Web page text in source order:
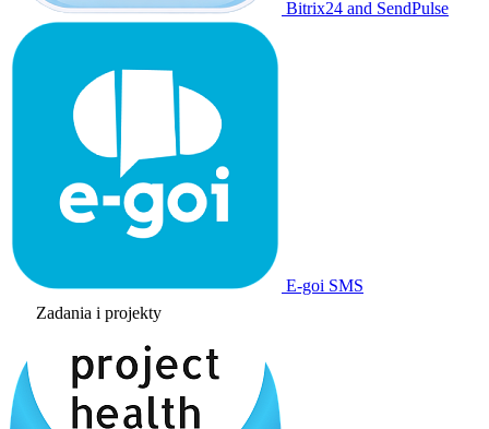
Bitrix24 and SendPulse
E-goi SMS
Zadania i projekty